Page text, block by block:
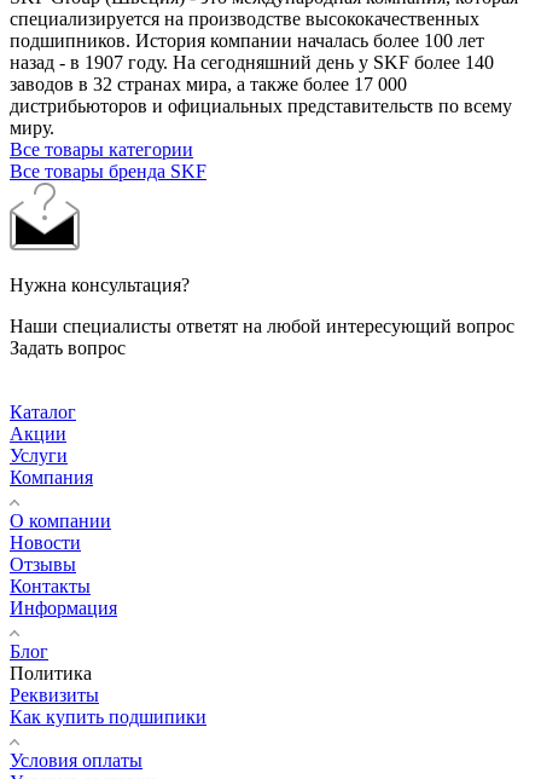
специализируется на производстве высококачественных
подшипников. История компании началась более 100 лет
назад - в 1907 году. На сегодняшний день у SKF более 140
заводов в 32 странах мира, а также более 17 000
дистрибьюторов и официальных представительств по всему
миру.
Все товары категории
Все товары бренда SKF
Нужна консультация?
Наши специалисты ответят на любой интересующий вопрос
Задать вопрос
Каталог
Акции
Услуги
Компания
О компании
Новости
Отзывы
Контакты
Информация
Блог
Политика
Реквизиты
Как купить подшипики
Условия оплаты